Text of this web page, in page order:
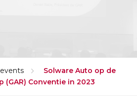
events
Solware Auto op de
(GAR) Conventie in 2023